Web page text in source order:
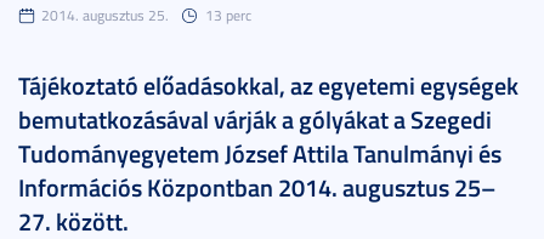
2014. augusztus 25. 13 perc
Tájékoztató előadásokkal, az egyetemi egységek
bemutatkozásával várják a gólyákat a Szegedi
Tudományegyetem József Attila Tanulmányi és
Információs Központban 2014. augusztus 25–
27. között.